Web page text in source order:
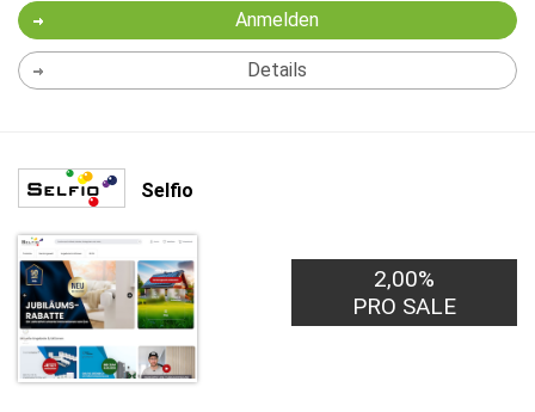
Anmelden
Details
Selfio
2,00%
PRO SALE